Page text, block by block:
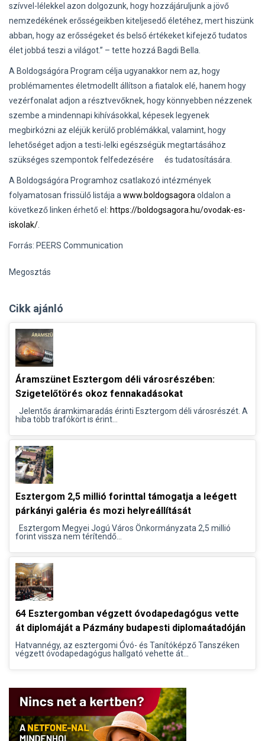
szívvel-lélekkel azon dolgozunk, hogy hozzájáruljunk a jövő
nemzedékének erősségeikben kiteljesedő életéhez, mert hiszünk
abban, hogy az erősségeket és belső értékeket kifejező tudatos
élet jobbá teszi a világot.” – tette hozzá Bagdi Bella.
A Boldogságóra Program célja ugyanakkor nem az, hogy
problémamentes életmodellt állítson a fiatalok elé, hanem hogy
vezérfonalat adjon a résztvevőknek, hogy könnyebben nézzenek
szembe a mindennapi kihívásokkal, képesek legyenek
megbirkózni az eléjük kerülő problémákkal, valamint, hogy
lehetőséget adjon a testi-lelki egészségük megtartásához
szükséges szempontok felfedezésére és tudatosítására.
A Boldogságóra Programhoz csatlakozó intézmények
folyamatosan frissülő listája a www.boldogsagora oldalon a
következő linken érhető el: https://boldogsagora.hu/ovodak-es-
iskolak/
Forrás: PEERS Communication
Megosztás
Cikk ajánló
Áramszünet Esztergom déli városrészében:
Szigetelőtörés okoz fennakadásokat
Jelentős áramkimaradás érinti Esztergom déli városrészét. A
hiba több trafókört is érint...
Esztergom 2,5 millió forinttal támogatja a leégett
párkányi galéria és mozi helyreállítását
Esztergom Megyei Jogú Város Önkormányzata 2,5 millió
forint vissza nem térítendő...
64 Esztergomban végzett óvodapedagógus vette
át diplomáját a Pázmány budapesti diplomaátadóján
Hatvannégy, az esztergomi Óvó- és Tanítóképző Tanszéken
végzett óvodapedagógus hallgató vehette át...